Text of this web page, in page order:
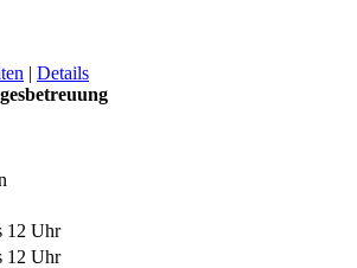
| Details
12 Uhr
12 Uhr